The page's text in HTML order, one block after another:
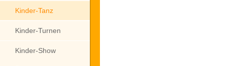
Kinder-Tanz
Kinder-Turnen
Kinder-Show